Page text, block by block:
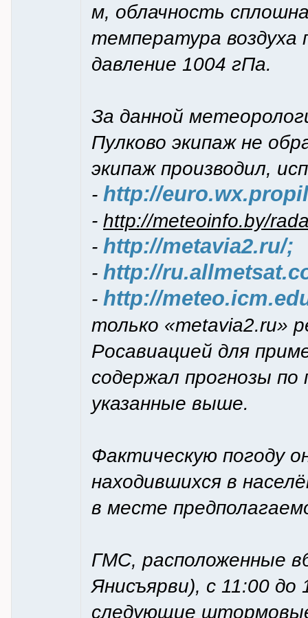
м, облачность
температура воздуха
давление 1004 гПа.
За данной
Пулково экипаж не
экипаж производил,
- http://
- http://meteoinfo.by/
- http://metavia2.ru/;
- http://
- http://
только «metavia2.ru»
Росавиацией для
содержал прогнозы
указанные выше.
Фактическую погоду
находившихся в
в месте
ГМС, расположенные
Янисъярви), с 11:00 до
следующие